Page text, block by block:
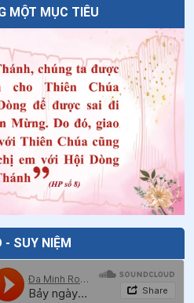
MỘT MỤC TIÊU
- SUY NIỆM